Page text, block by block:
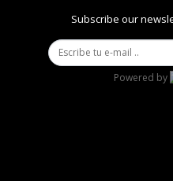
Subscribe our
Powered by